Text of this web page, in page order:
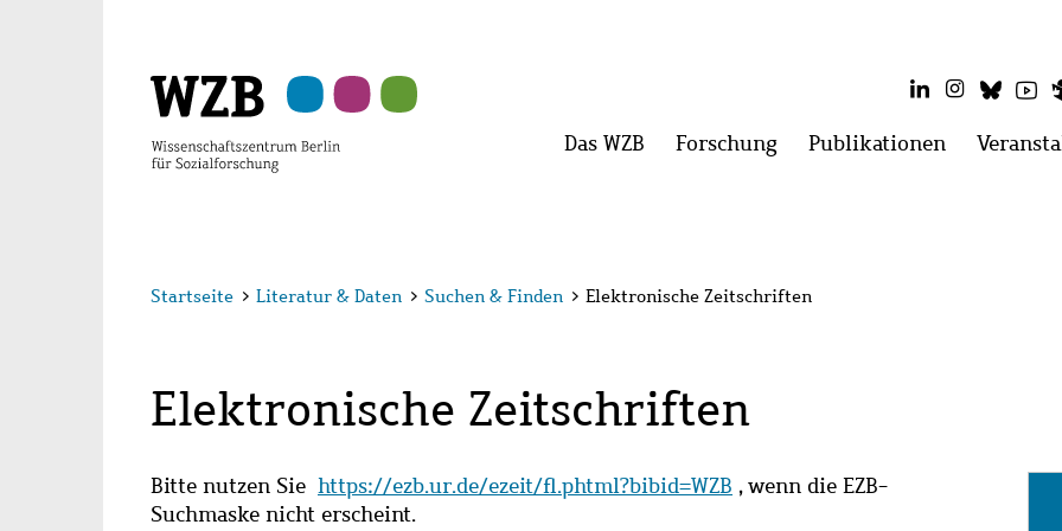
LinkedInInstagram
Hauptmenü
Das WZB Menü
Forschung Menü
Publikationen Menü
Startseite > Literatur & Daten > Suchen & Finden > Elektronische Zeitschriften
Elektronische Zeitschriften
Bitte nutzen Sie https://ezb.ur.de/ezeit/fl.phtml?bibid=WZB , wenn die EZB-
Suchmaske nicht erscheint.